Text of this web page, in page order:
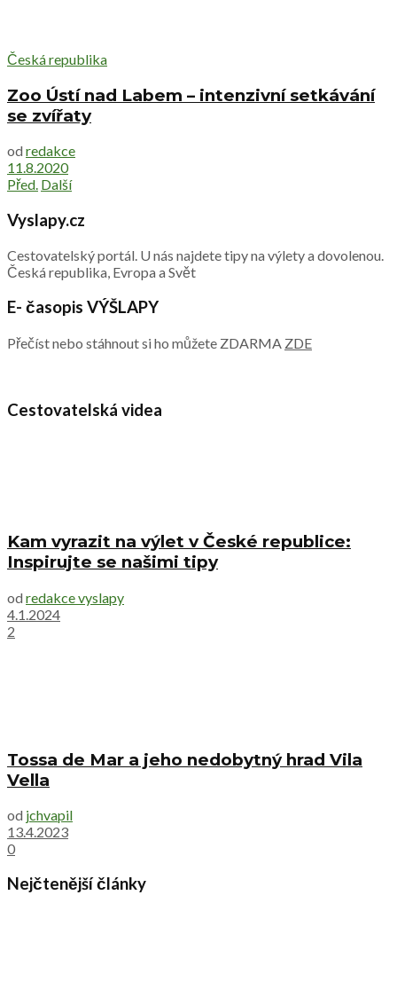
Česká republika
Zoo Ústí nad Labem – intenzivní setkávání
se zvířaty
od redakce
11.8.2020
Před. Další
Vyslapy.cz
Cestovatelský portál. U nás najdete tipy na výlety a dovolenou.
Česká republika, Evropa a Svět
E- časopis VÝŠLAPY
Přečíst nebo stáhnout si ho můžete ZDARMA ZDE
Cestovatelská videa
Kam vyrazit na výlet v České republice:
Inspirujte se našimi tipy
od redakce vyslapy
4.1.2024
2
Tossa de Mar a jeho nedobytný hrad Vila
Vella
od jchvapil
13.4.2023
0
Nejčtenější články